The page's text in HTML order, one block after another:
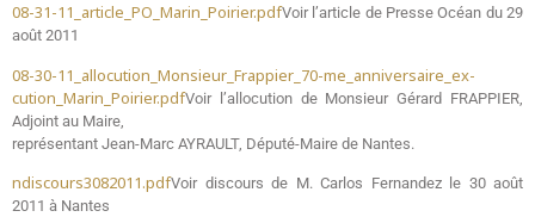
08-31-11_article_PO_Marin_Poirier.pdfVoir l’article de Presse Océan du 29
août 2011
08-30-11_allocution_Monsieur_Frappier_70-me_anniversaire_ex-
cution_Marin_Poirier.pdfVoir l’allocution de Monsieur Gérard FRAPPIER,
Adjoint au Maire,
représentant Jean-Marc AYRAULT, Député-Maire de Nantes.
ndiscours3082011.pdfVoir discours de M. Carlos Fernandez le 30 août
2011 à Nantes